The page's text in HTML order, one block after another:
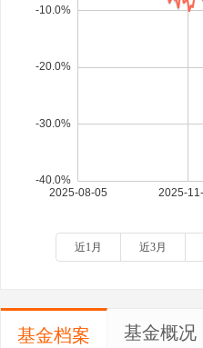
近1月 近3月
基金档案 基金概况